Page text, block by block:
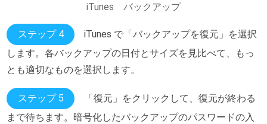
iTunes バックアップ
ステップ 4
iTunes で「バックアップを復元」を選択
します。各バックアップの日付とサイズを見比べて、もっ
とも適切なものを選択します。
ステップ 5
「復元」をクリックして、復元が終わる
まで待ちます。暗号化したバックアップのパスワードの入